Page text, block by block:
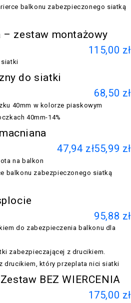
– zestaw montażowy
115,00 zł
do siatki
68,50 zł
-14%
55,99 zł
47,94 zł
95,88 zł
BEZ WIERCENIA
175,00 zł